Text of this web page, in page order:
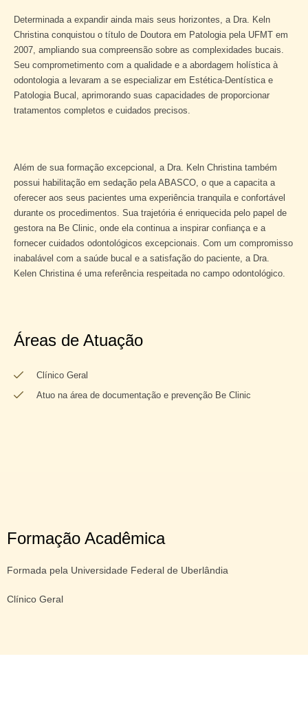
Determinada a expandir ainda mais seus horizontes, a Dra. Keln
Christina conquistou o título de Doutora em Patologia pela UFMT em
2007, ampliando sua compreensão sobre as complexidades bucais.
Seu comprometimento com a qualidade e a abordagem holística à
odontologia a levaram a se especializar em Estética-Dentística e
Patologia Bucal, aprimorando suas capacidades de proporcionar
tratamentos completos e cuidados precisos.
Além de sua formação excepcional, a Dra. Keln Christina também
possui habilitação em sedação pela ABASCO, o que a capacita a
oferecer aos seus pacientes uma experiência tranquila e confortável
durante os procedimentos. Sua trajetória é enriquecida pelo papel de
gestora na Be Clinic, onde ela continua a inspirar confiança e a
fornecer cuidados odontológicos excepcionais. Com um compromisso
inabalável com a saúde bucal e a satisfação do paciente, a Dra.
Kelen Christina é uma referência respeitada no campo odontológico.
Áreas de Atuação
Clínico Geral
Atuo na área de documentação e prevenção Be Clinic
Formação Acadêmica
Formada pela Universidade Federal de Uberlândia
Clínico Geral